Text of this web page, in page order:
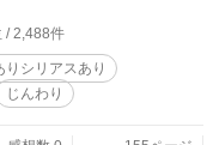
/ 2,488件
りシリアスあり
じんわり